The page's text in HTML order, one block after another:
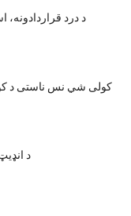
د درد قراردادونه،
کولی شي نس ناستی د
د